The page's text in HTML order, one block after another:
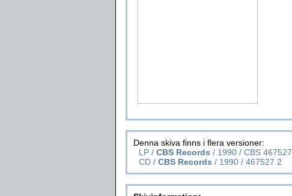
Denna skiva finns i flera versioner:
LP / CBS Records / 1990 / CBS 467527
CD / CBS Records / 1990 / 467527 2